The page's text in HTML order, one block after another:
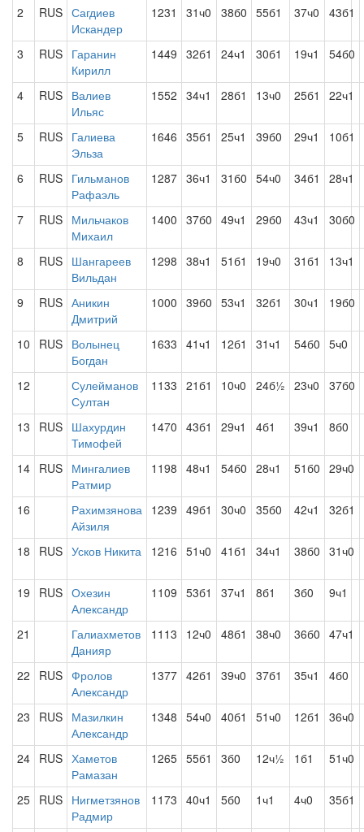
2 RUS Сагдиев
Искандер
1231 31ч0 38б0 55б1 37ч0 43б1
3 RUS Гаранин
Кирилл
1449 32б1 24ч1 30б1 19ч1 54б0
4 RUS Валиев
Ильяс
1552 34ч1 28б1 13ч0 25б1 22ч1
5 RUS Галиева
Эльза
1646 35б1 25ч1 39б0 29ч1 10б1
6 RUS Гильманов
Рафаэль
1287 36ч1 31б0 54ч0 34б1 28ч1
7 RUS Мильчаков
Михаил
1400 37б0 49ч1 29б0 43ч1 30б0
8 RUS Шангареев
Вильдан
1298 38ч1 51б1 19ч0 31б1 13ч1
9 RUS Аникин
Дмитрий
1000 39б0 53ч1 32б1 30ч1 19б0
10 RUS Волынец
Богдан
1633 41ч1 12б1 31ч1 54б0 5ч0
12
Сулейманов
Султан
1133 21б1 10ч0 24б½ 23ч0 37б0
13 RUS Шахурдин
Тимофей
1470 43б1 29ч1 4б1 39ч1 8б0
14 RUS Мингалиев
Ратмир
1198 48ч1 54б0 28ч1 51б0 29ч0
16
Рахимзянова
Айзиля
1239 49б1 30ч0 35б0 42ч1 32б1
18 RUS Усков Никита 1216 51ч0 41б1 34ч1 38б0 31ч0
19 RUS Охезин
Александр
1109 53б1 37ч1 8б1 3б0 9ч1
21
Галиахметов
Данияр
1113 12ч0 48б1 38ч0 36б0 47ч1
22 RUS Фролов
Александр
1377 42б1 39ч0 37б1 35ч1 4б0
23 RUS Мазилкин
Александр
1348 54ч0 40б1 51ч0 12б1 36ч0
24 RUS Хаметов
Рамазан
1265 55б1 3б0 12ч½ 1б1 51ч0
25 RUS Нигметзянов
Радмир
1173 40ч1 5б0 1ч1 4ч0 35б1